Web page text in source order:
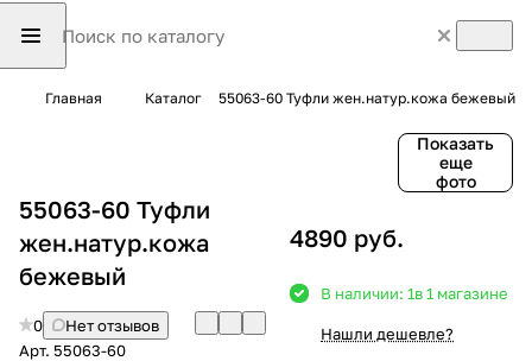
Главная Каталог 55063-60 Туфли жен.натур.кожа бежевый
Показать
еще
фото
55063-60 Туфли
жен.натур.кожа
бежевый
0
Нет отзывов
Арт. 55063-60
4890 руб.
В наличии: 1в 1 магазине
Нашли дешевле?